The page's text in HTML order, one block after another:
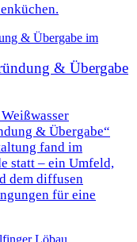
& Übergabe
& Übergabe“
fand im
statt – ein Umfeld,
dem diffusen
für eine